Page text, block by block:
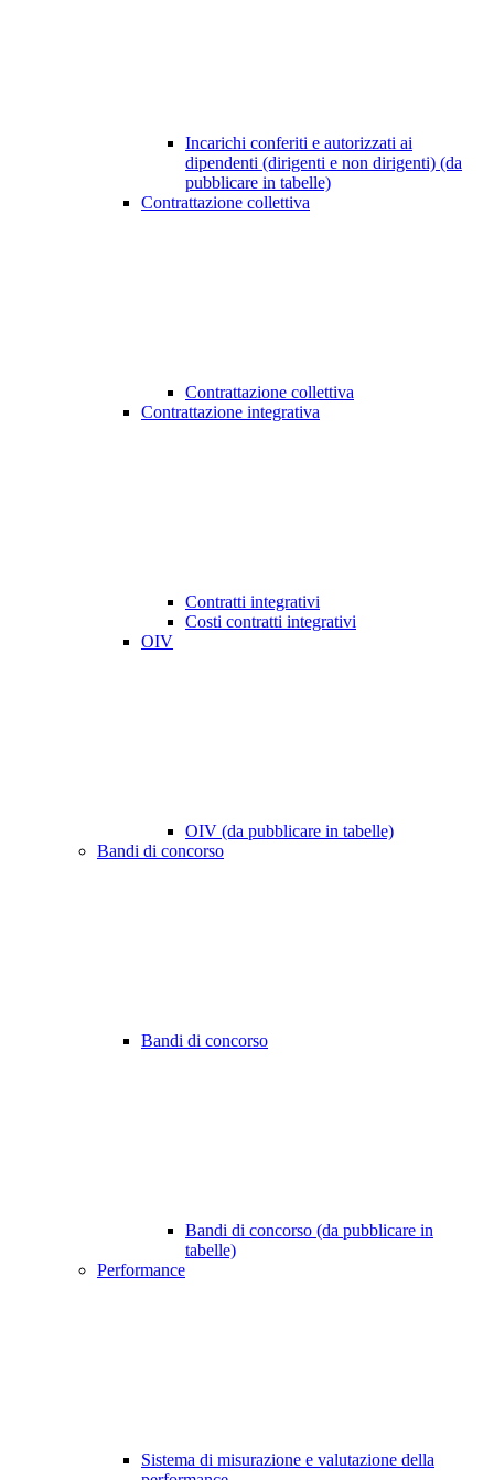
Incarichi conferiti e autorizzati ai
dipendenti (dirigenti e non dirigenti) (da
pubblicare in tabelle)
Contrattazione collettiva
Contrattazione collettiva
Contrattazione integrativa
Contratti integrativi
Costi contratti integrativi
OIV
OIV (da pubblicare in tabelle)
Bandi di concorso
Bandi di concorso
Bandi di concorso (da pubblicare in
tabelle)
Performance
Sistema di misurazione e valutazione della